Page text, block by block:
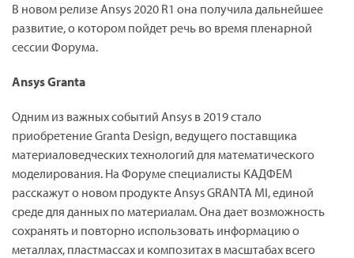
В новом релизе Ansys 2020 R1 она получила дальнейшее
развитие, о котором пойдет речь во время пленарной
сессии Форума.
Ansys Granta
Одним из важных событий Ansys в 2019 стало
приобретение Granta Design, ведущего поставщика
материаловедческих технологий для математического
моделирования. На Форуме специалисты КАДФЕМ
расскажут о новом продукте Ansys GRANTA MI, единой
среде для данных по материалам. Она дает возможность
сохранять и повторно использовать информацию о
металлах, пластмассах и композитах в масштабах всего